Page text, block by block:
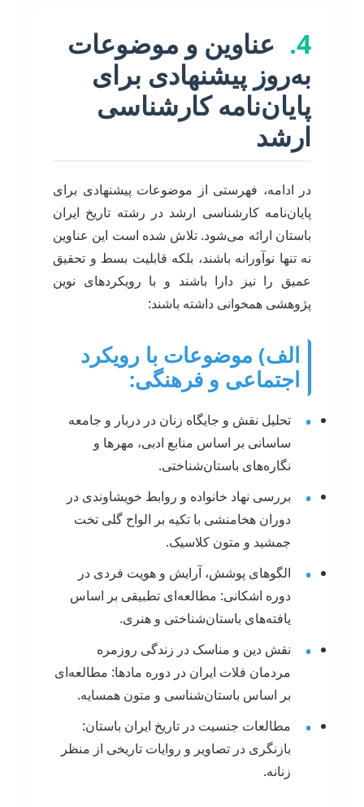
4.
عناوین و موضوعات
به‌روز پیشنهادی برای
پایان‌نامه کارشناسی
ارشد
در ادامه، فهرستی از موضوعات پیشنهادی برای
پایان‌نامه کارشناسی ارشد در رشته تاریخ ایران
باستان ارائه می‌شود. تلاش شده است این عناوین
نه تنها نوآورانه باشند، بلکه قابلیت بسط و تحقیق
عمیق را نیز دارا باشند و با رویکردهای نوین
پژوهشی همخوانی داشته باشند:
الف) موضوعات با رویکرد
اجتماعی و فرهنگی:
•
تحلیل نقش و جایگاه زنان در دربار و جامعه
ساسانی بر اساس منابع ادبی، مهرها و
نگاره‌های باستان‌شناختی.
•
بررسی نهاد خانواده و روابط خویشاوندی در
دوران هخامنشی با تکیه بر الواح گلی تخت
جمشید و متون کلاسیک.
•
الگوهای پوشش، آرایش و هویت فردی در
دوره اشکانی: مطالعه‌ای تطبیقی بر اساس
یافته‌های باستان‌شناختی و هنری.
•
نقش دین و مناسک در زندگی روزمره
مردمان فلات ایران در دوره مادها: مطالعه‌ای
بر اساس باستان‌شناسی و متون همسایه.
•
مطالعات جنسیت در تاریخ ایران باستان:
بازنگری در تصاویر و روایات تاریخی از منظر
زنانه.